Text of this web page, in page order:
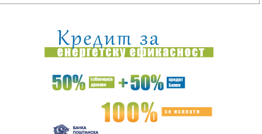
23:30:Nada Obrić otvoreno o razvodima: Bivšima sam sve
ostavljala, a ...
23:21:ZVEZDA SPREMA POJAČANJE: Igrač Real Madrida na korak
od Malog K...
Izrael pravi plan bez Trampa